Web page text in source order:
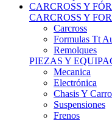
CARCROSS Y
CARCROSS Y
Carcross
Formulas Tt
Remolques
PIEZAS Y
Mecanica
Electrónica
Chasis Y
Suspensiones
Frenos